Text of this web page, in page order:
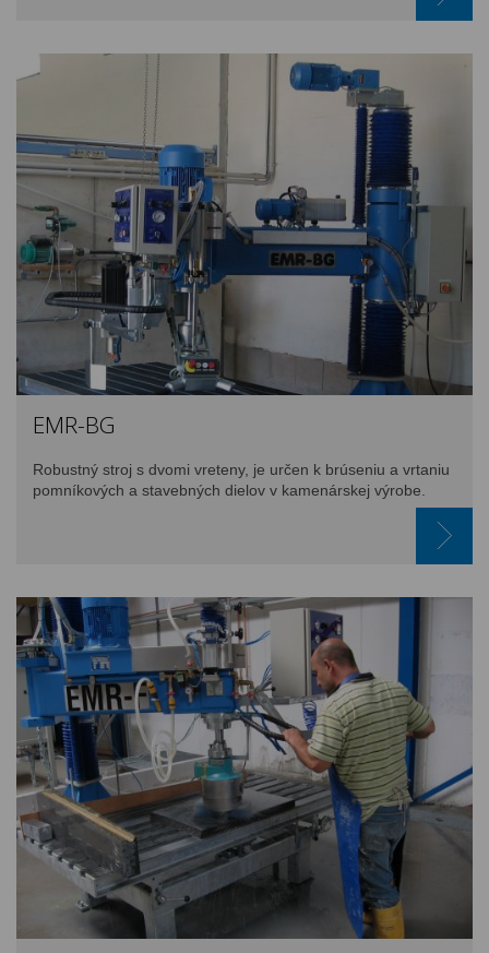
EMR-BG
Robustný stroj s dvomi vreteny, je určen k brúseniu a vrtaniu
pomníkových a stavebných dielov v kamenárskej výrobe.